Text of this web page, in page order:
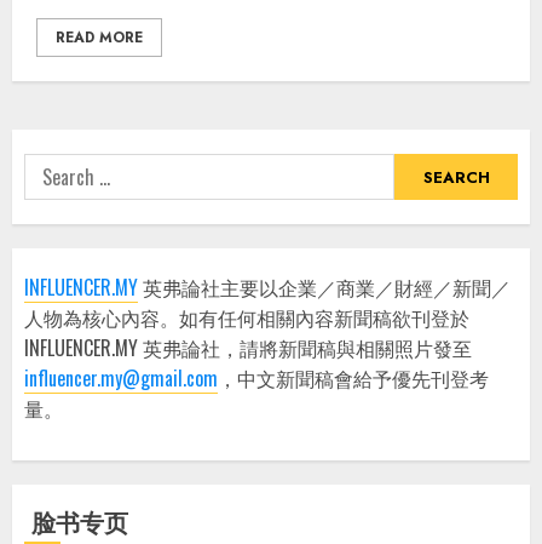
READ MORE
Search
for:
INFLUENCER.MY英弗論社主要以企業／商業／財經／新聞／
人物為核心內容。如有任何相關內容新聞稿欲刊登於
INFLUENCER.MY 英弗論社，請將新聞稿與相關照片發至
influencer.my@gmail.com ，中文新聞稿會給予優先刊登考
量。
脸书专页